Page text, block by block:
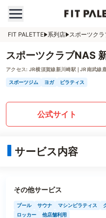
FIT PALETTE 系列店 スポーツクラ
スポーツクラブNAS
アクセス: JR横須賀線新川崎駅❘JR南武線
スポーツジム ヨガ ピラティス
公式サイト
サービス内容
その他サービス
プール サウナ マシンピラティス
ロッカー
他店舗利用